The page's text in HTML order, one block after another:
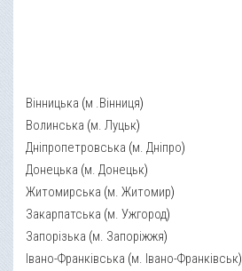
Вінницька (м .Вінниця)
Волинська (м. Луцьк)
Дніпропетровська (м. Дніпро)
Донецька (м. Донецьк)
Житомирська (м. Житомир)
Закарпатська (м. Ужгород)
Запорізька (м. Запоріжжя)
Івано-Франківська (м. Івано-Франківськ)